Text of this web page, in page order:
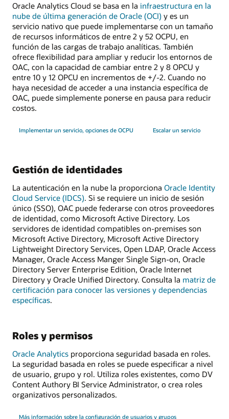
Oracle Analytics Cloud se basa en la infraestructura en la
nube de última generación de Oracle (OCI) y es un
servicio nativo que puede implementarse con un tamaño
de recursos informáticos de entre 2 y 52 OCPU, en
función de las cargas de trabajo analíticas. También
ofrece flexibilidad para ampliar y reducir los entornos de
OAC, con la capacidad de cambiar entre 2 y 8 OPCU y
entre 10 y 12 OPCU en incrementos de +/-2. Cuando no
haya necesidad de acceder a una instancia específica de
OAC, puede simplemente ponerse en pausa para reducir
costos.
Implementar un servicio, opciones de OCPU Escalar un servicio
Gestión de identidades
La autenticación en la nube la proporciona Oracle Identity
Cloud Service (IDCS). Si se requiere un inicio de sesión
único (SSO), OAC puede federarse con otros proveedores
de identidad, como Microsoft Active Directory. Los
servidores de identidad compatibles on-premises son
Microsoft Active Directory, Microsoft Active Directory
Lightweight Directory Services, Open LDAP, Oracle Access
Manager, Oracle Access Manger Single Sign-on, Oracle
Directory Server Enterprise Edition, Oracle Internet
Directory y Oracle Unified Directory. Consulta la matriz de
certificación para conocer las versiones y dependencias
específicas.
Roles y permisos
Oracle Analytics proporciona seguridad basada en roles.
La seguridad basada en roles se puede especificar a nivel
de usuario, grupo y rol. Utiliza roles existentes, como DV
Content Authory BI Service Administrator, o crea roles
organizativos personalizados.
Más información sobre la configuración de usuarios y grupos